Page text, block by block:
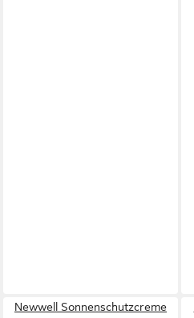
Newwell Sonnenschutzcreme